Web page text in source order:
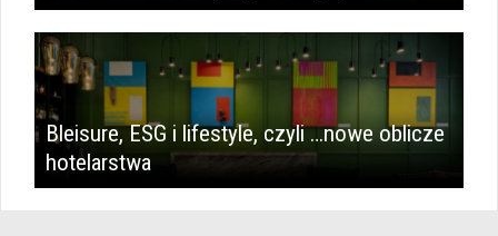
Bleisure, ESG i lifestyle, czyli …nowe oblicze
hotelarstwa